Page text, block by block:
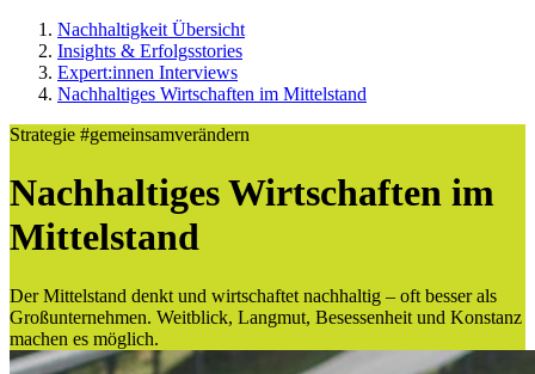
Nachhaltigkeit Übersicht
Insights & Erfolgsstories
Expert:innen Interviews
Nachhaltiges Wirtschaften im Mittelstand
Strategie #gemeinsamverändern
Nachhaltiges Wirtschaften im
Mittelstand
Der Mittelstand denkt und wirtschaftet nachhaltig – oft besser als
Großunternehmen. Weitblick, Langmut, Besessenheit und Konstanz
machen es möglich.